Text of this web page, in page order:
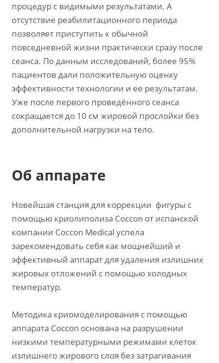
процедур с видимыми результатами. А
отсутствие реабилитационного периода
позволяет приступить к обычной
повседневной жизни практически сразу после
сеанса. По данным исследований, более 95%
пациентов дали положительную оценку
эффективности технологии и ее результатам.
Уже после первого проведённого сеанса
сокращается до 10 см жировой прослойки без
дополнительной нагрузки на тело.
Об аппарате
Новейшая станция для коррекции фигуры с
помощью криолиполиза Coccon от испанской
компании Cocсon Medical успела
зарекомендовать себя как мощнейший и
эффективный аппарат для удаления излишних
жировых отложений с помощью холодных
температур.
Методика криомоделирования с помощью
аппарата Coccon основана на разрушении
низкими температурными режимами клеток
излишнего жирового слоя без затрагивания